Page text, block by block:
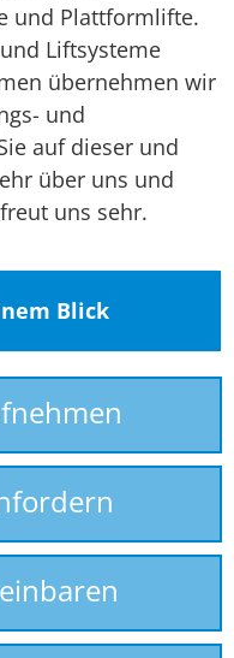
und Plattformlifte.
Liftsysteme
übernehmen wir
und
auf dieser und
über uns und
uns sehr.
Blick